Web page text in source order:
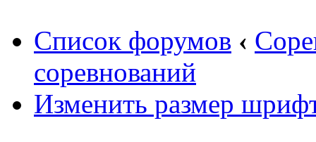
Список форумов ‹
соревнований
Изменить размер